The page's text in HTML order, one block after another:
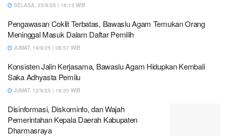
SELASA, 23/9/25 | 16:13 WIB
Pengawasan Coklit Terbatas, Bawaslu Agam Temukan Orang
Meninggal Masuk Dalam Daftar Pemilih
JUMAT, 19/9/25 | 08:57 WIB
Konsisten Jalin Kerjasama, Bawaslu Agam Hidupkan Kembali
Saka Adhyasta Pemilu
JUMAT, 12/9/25 | 16:20 WIB
Disinformasi, Diskominfo, dan Wajah
Pemerintahan Kepala Daerah Kabupaten
Dharmasraya